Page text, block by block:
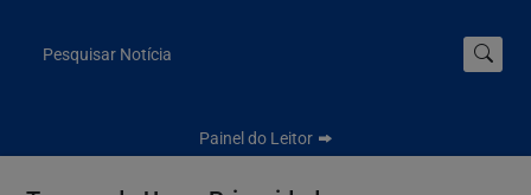
Pesquisar Notícia
Painel do Leitor